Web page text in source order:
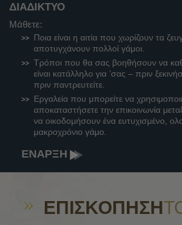
ΔΙΑΔΙΚΤΥΟ
Μάθετε:
Ποια είναι η αιτία που χωρίζουν τα
αποτυγχάνουν πολλοί γάμοι.
Τρόποι που θα σας βοηθήσουν να
είναι κατάλληλο για ’σας – πριν
πριν παντρευτείτε.
Εργαλεία που μπορείτε να
αποκαταστήσετε την επικοινωνία
να οικοδομήσουν ένα ευτυχισμένο,
μακροχρόνιο γάμο.
ΕΝΑΡΞΗ
ΕΠΙΣΚΌΠΗΣΗ